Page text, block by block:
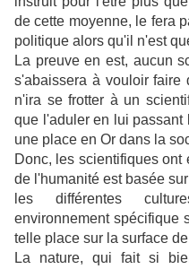
de cette moyenne, le fera
politique alors qu'il n'est
La preuve en est, aucun
s'abaissera à vouloir faire
n'ira se frotter à un
que l'aduler en lui passant
une place en Or dans la
Donc, les scientifiques
de l'humanité est basée
les différentes
environnement spécifique
telle place sur la surface
La nature, qui fait si